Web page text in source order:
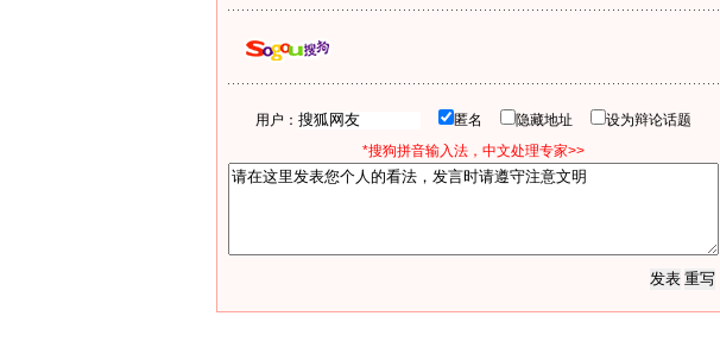
用户： 匿名 隐藏地址
设为辩论话题
*搜狗拼音输入法，中文处理专家>>